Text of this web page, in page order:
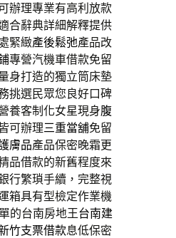
辦理專業有高利放款
合辭典詳細解釋提供
緊緻產後鬆弛產品改
專營汽機車借款免留
身打造的獨立筒床墊
挑選民眾您良好口碑
養客制化女星現身腹
可辦理三重當舖免留
膚品產品保密晚霜更
品借款的新舊程度來
行繁瑣手續，完整視
箱具有型檢定作業機
的台南房地王台南建
竹支票借款息低保密